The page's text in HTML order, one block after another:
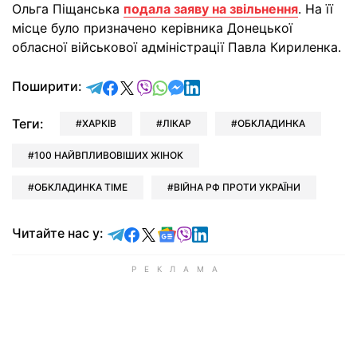
Ольга Піщанська подала заяву на звільнення. На її
місце було призначено керівника Донецької
обласної військової адміністрації Павла Кириленка.
Поширити: відправити у Telegram
поділитись у Facebook
поділитись у X
відправити у Viber
відправити у Whatsapp
відправити у Messenger
відправити у LinkedIn
Теги: ХАРКІВ ЛІКАР ОБКЛАДИНКА
100 НАЙВПЛИВОВІШИХ ЖІНОК
ОБКЛАДИНКА TIME ВІЙНА РФ ПРОТИ УКРАЇНИ
Читайте нас у: Читайте у Telegram
Читайте у Facebook
Читайте у X
Читайте у Google news
Читайте у Viber
Читайте у LinkedIn